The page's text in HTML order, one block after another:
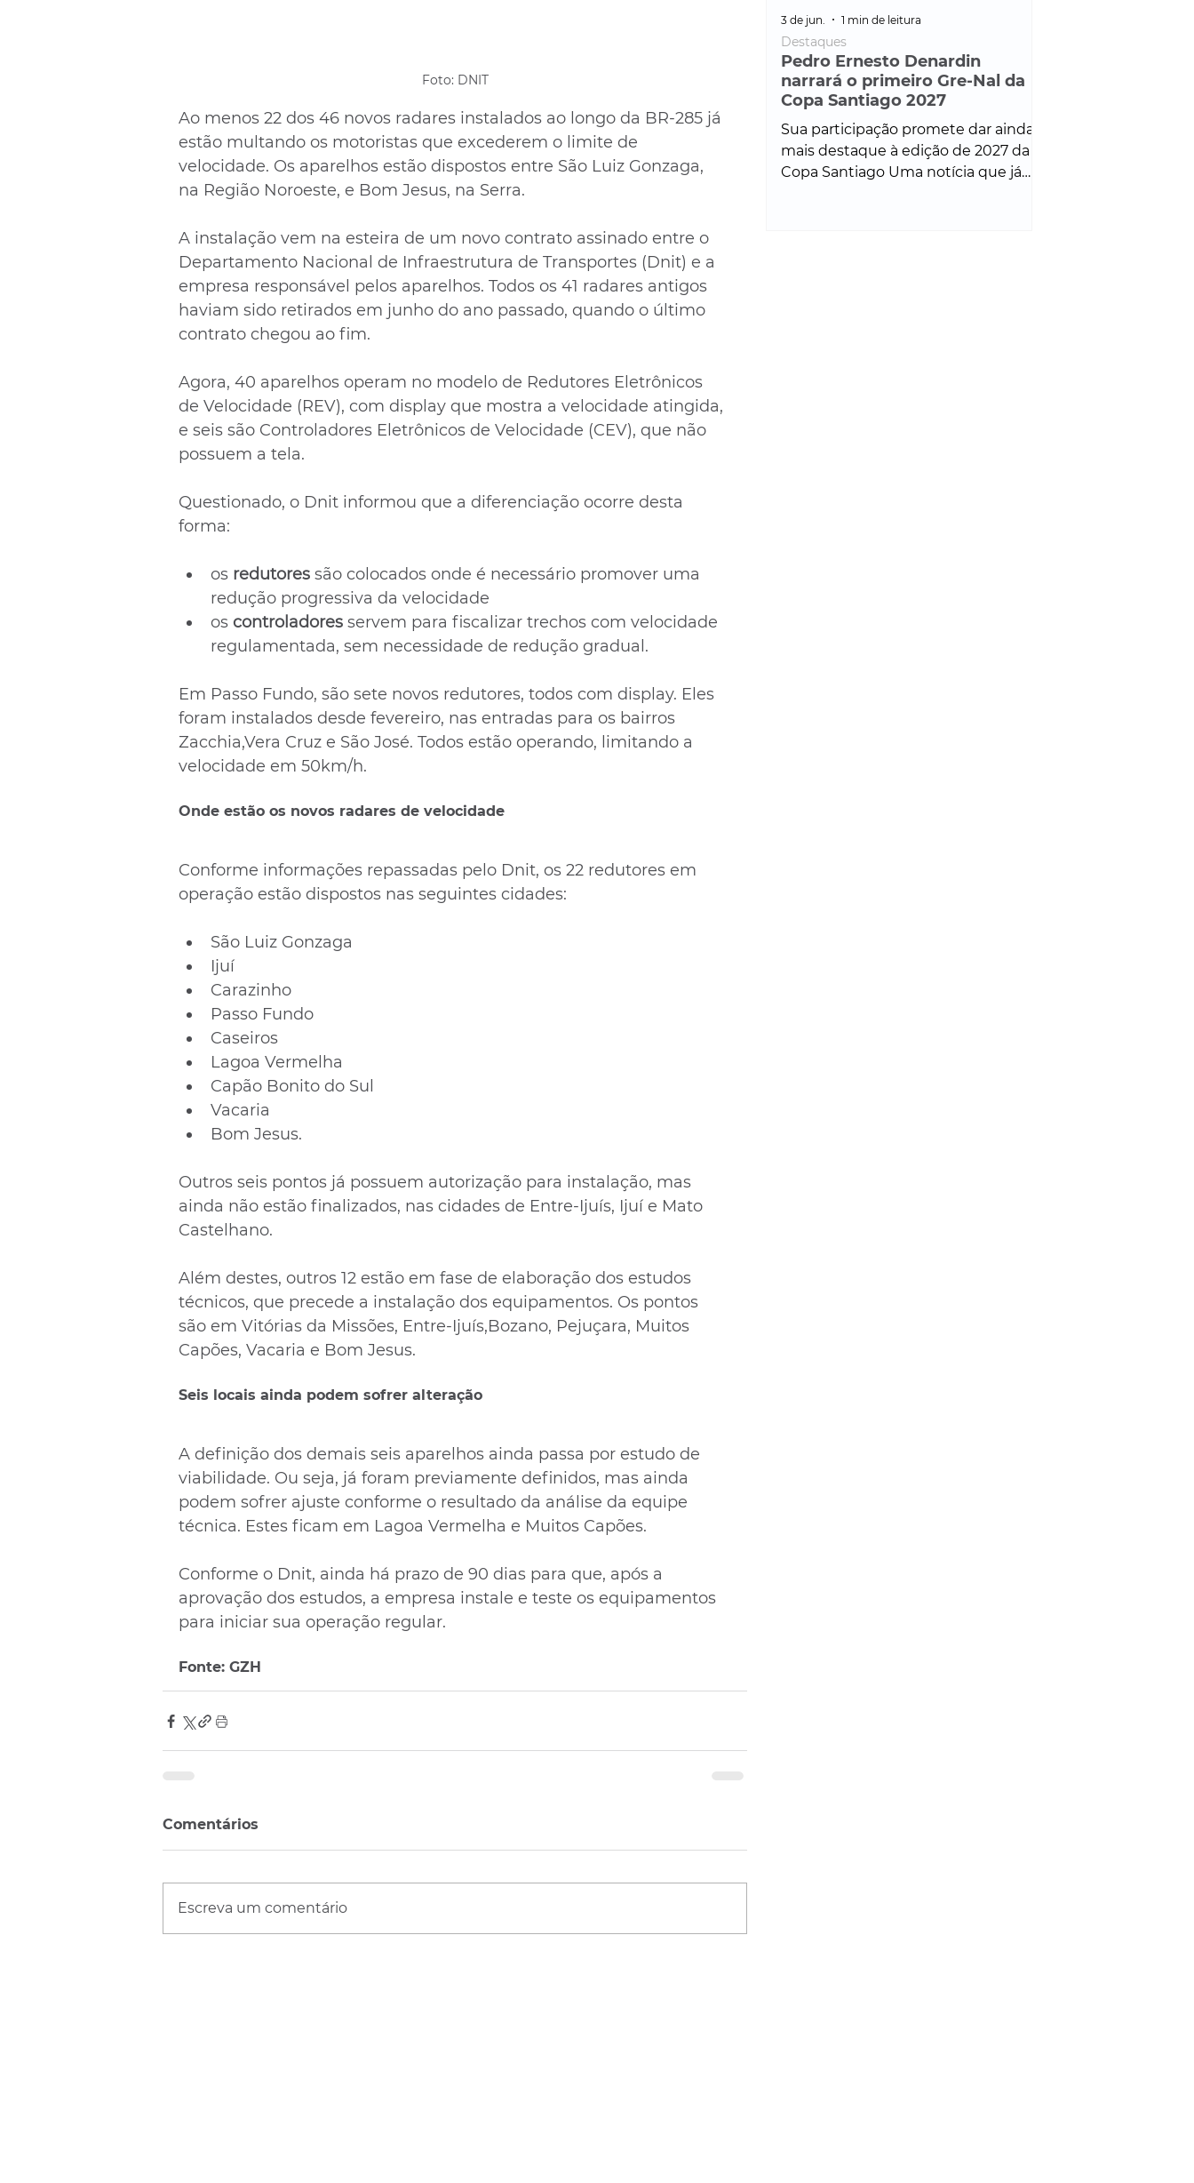
Foto: DNIT
Ao menos 22 dos 46 novos radares instalados ao longo da BR-285 já
estão multando os motoristas que excederem o limite de
velocidade. Os aparelhos estão dispostos entre São Luiz Gonzaga,
na Região Noroeste, e Bom Jesus, na Serra.
A instalação vem na esteira de um novo contrato assinado entre o
Departamento Nacional de Infraestrutura de Transportes (Dnit) e a
empresa responsável pelos aparelhos. Todos os 41 radares antigos
haviam sido retirados em junho do ano passado, quando o último
contrato chegou ao fim.
Agora, 40 aparelhos operam no modelo de Redutores Eletrônicos
de Velocidade (REV), com display que mostra a velocidade atingida,
e seis são Controladores Eletrônicos de Velocidade (CEV), que não
possuem a tela.
Questionado, o Dnit informou que a diferenciação ocorre desta
forma:
os redutores são colocados onde é necessário promover uma
redução progressiva da velocidade
os controladores servem para fiscalizar trechos com velocidade
regulamentada, sem necessidade de redução gradual.
Em Passo Fundo, são sete novos redutores, todos com display. Eles
foram instalados desde fevereiro, nas entradas para os bairros
Zacchia,Vera Cruz e São José. Todos estão operando, limitando a
velocidade em 50km/h.
Onde estão os novos radares de velocidade
Conforme informações repassadas pelo Dnit, os 22 redutores em
operação estão dispostos nas seguintes cidades:
São Luiz Gonzaga
Ijuí
Carazinho
Passo Fundo
Caseiros
Lagoa Vermelha
Capão Bonito do Sul
Vacaria
Bom Jesus.
Outros seis pontos já possuem autorização para instalação, mas
ainda não estão finalizados, nas cidades de Entre-Ijuís, Ijuí e Mato
Castelhano.
Além destes, outros 12 estão em fase de elaboração dos estudos
técnicos, que precede a instalação dos equipamentos. Os pontos
são em Vitórias da Missões, Entre-Ijuís,Bozano, Pejuçara, Muitos
Capões, Vacaria e Bom Jesus.
Seis locais ainda podem sofrer alteração
A definição dos demais seis aparelhos ainda passa por estudo de
viabilidade. Ou seja, já foram previamente definidos, mas ainda
podem sofrer ajuste conforme o resultado da análise da equipe
técnica. Estes ficam em Lagoa Vermelha e Muitos Capões.
Conforme o Dnit, ainda há prazo de 90 dias para que, após a
aprovação dos estudos, a empresa instale e teste os equipamentos
para iniciar sua operação regular.
Fonte: GZH
Comentários
Escreva um comentário
Pedro Ernesto Denardin
narrará o primeiro Gre-Nal da
Copa Santiago 2027
Sua participação promete dar ainda
mais destaque à edição de 2027 da
Copa Santiago Uma notícia que já
Destaques
3 de jun. 1 min de leitura